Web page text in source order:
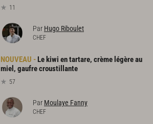
11
Par Hugo Riboulet
CHEF
Le kiwi en tartare, crème légère au
miel, gaufre croustillante
57
Par Moulaye Fanny
CHEF